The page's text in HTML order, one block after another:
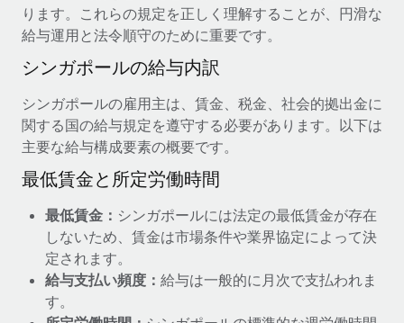
バックグラウンドチェック
候補者の選考プロセスをシンプルに
Compliance Watchtower
デバイス管理
ITデバイスを世界規模で提供・管理
法人設立
法令順守した法人をスピーディに設立
移住・転勤
従業員の異動をスムーズに
福利厚生
活用事例
すべてのリソースを表示する
グローバル給与処理
EORおよびPEO
税務
ブログを読む
ります。これらの規定を正しく理解することが、円滑な
給与運用と法令順守のために重要です。
シンガポールの給与内訳
シンガポールの雇用主は、賃金、税金、社会的拠出金に
関する国の給与規定を遵守する必要があります。以下は
主要な給与構成要素の概要です。
最低賃金と所定労働時間
最低賃金： シンガポールには法定の最低賃金が存在
しないため、賃金は市場条件や業界協定によって決
定されます。
給与支払い頻度： 給与は一般的に月次で支払われま
す。